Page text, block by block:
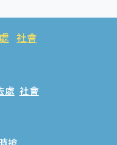
社會
處 社會